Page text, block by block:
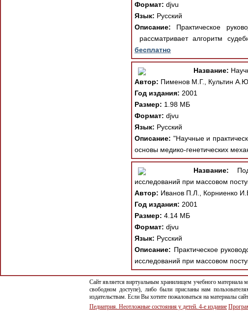
Формат: djvu
Язык: Русский
Описание: Практическое
рассматривает алгоритм
бесплатно
Название:
Автор: Пименов М.Г., Культин
Год издания: 2001
Размер: 1.98 МБ
Формат: djvu
Язык: Русский
Описание: "Научные и
основы медико-генетических
Название:
исследований при массовом
Автор: Иванов П.Л., Корниенко
Год издания: 2001
Размер: 4.14 МБ
Формат: djvu
Язык: Русский
Описание: Практическое
исследований при массовом
Сайт является виртуальным хранилищем учебного материала
свободном доступе), либо были присланы нам
издательствам. Если Вы хотите пожаловаться на материалы
Педиатрия. Неотложные состояния у детей. 4-е издание